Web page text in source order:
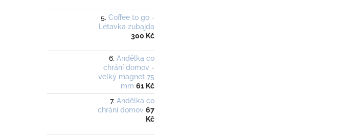
Coffee to go -
Létavka zubajda
300 Kč
Andělka co
chrání domov -
velký magnet 75
mm 61 Kč
Andělka co
chrání domov 67
Kč